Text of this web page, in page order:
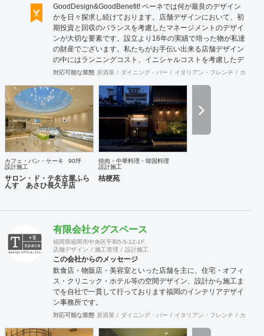
GoodDesign&GoodBenefit! ベーネでは何が最良のデザイン
かを日々探求し続けております。店舗デザインにおいて、初
期投資と回収のバランスを考慮したマネージメントのデザイ
ンが大切な要素です。設立より16年の実績で培った物が私達
の財産でございます。私たちがお手伝い出来る店舗デザイン
の中にはランニングコスト、イニシャルコストを考慮したデ
ザイン、機能性、利便性が良いデザインそして人々をワクワ
GoodDesign&GoodBenefit!と言えると考えます。皆様に最高
のデザインパフォーマンスをお約束致します！
対応可能な業態 居酒屋 ダイニング・バー イタリアン・フレンチ カフェ
カフェ・パン・ケーキ
90坪
設計施工
サロン・ド・テ名古屋ふら
んす あさひ長久手店
焼肉・中華料理・韓国料理
設計施工
桔梗苑
有限会社タグスペース
福岡県福岡市中央区平和5-5-12-1F
店舗デザイン
施工管理 設計施工
この会社からのメッセージ
飲食店・物販店・美容室といった店舗を主に、住宅・オフィ
ス・クリニック・ホテル等の空間デザイン、設計から施工ま
でを自社で一貫して行っております福岡のインテリアデザイ
ン事務所です。
対応可能な業態 居酒屋 ダイニング・バー イタリアン・フレンチ カフェ